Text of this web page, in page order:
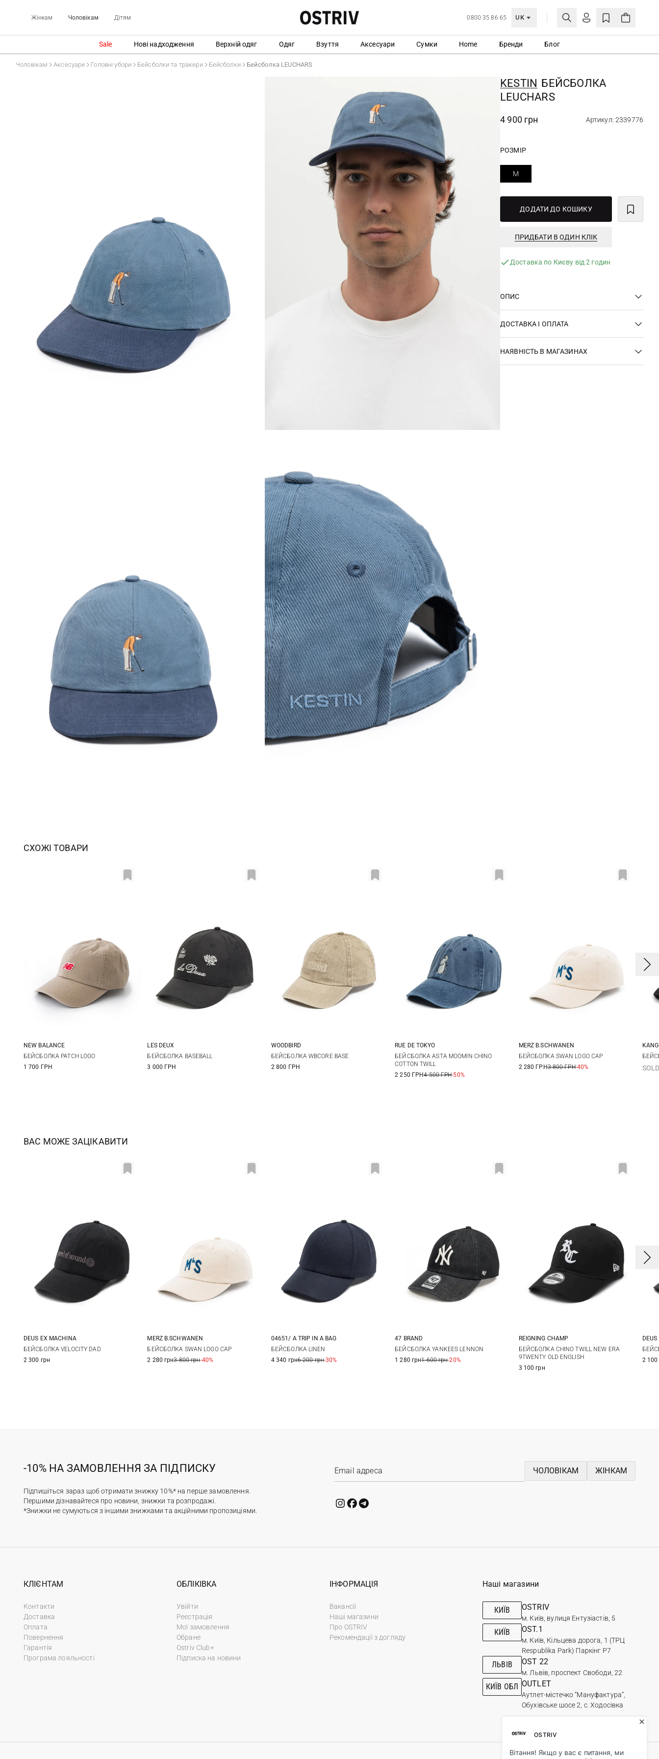
Жінкам Чоловікам Дітям 0800 35 86 65 UK
МОЯ ОБЛІКІВКА
Ще не зареєстровані?
СТВОРИТИ ОБЛІКІВКУ
Sale Нові надходження Верхній одяг Одяг Взуття Аксесуари Сумки Home Бренди Блог
Чоловікам Аксесуари Головні убори Бейсболки та тракери Бейсболки Бейсболка LEUCHARS
KESTIN БЕЙСБОЛКА
LEUCHARS
4 900 грн Артикул: 2339776
РОЗМІР
M
ДОДАТИ ДО КОШИКУ
ПРИДБАТИ В ОДИН КЛІК
Доставка по Києву від 2 годин
ОПИС
ДОСТАВКА І ОПЛАТА
НАЯВНІСТЬ В МАГАЗИНАХ
СХОЖІ ТОВАРИ
One size
NEW BALANCE
БЕЙСБОЛКА PATCH LOGO
1 700 ГРН
One size
LES DEUX
БЕЙСБОЛКА BASEBALL
3 000 ГРН
One size
WOODBIRD
БЕЙСБОЛКА WBCORE BASE
2 800 ГРН
One size
RUE DE TOKYO
БЕЙСБОЛКА ASTA MOOMIN CHINO
COTTON TWILL
2 250 ГРН4 500 ГРН-50%
One size
MERZ B.SCHWANEN
БЕЙСБОЛКА SWAN LOGO CAP
2 280 ГРН3 800 ГРН-40%
ВАС МОЖЕ ЗАЦІКАВИТИ
One size
DEUS EX MACHINА
БЕЙСБОЛКА VELOCITY DAD
2 300 грн
One size
MERZ B.SCHWANEN
БЕЙСБОЛКА SWAN LOGO CAP
2 280 грн3 800 грн-40%
One size
04651/ A TRIP IN A BAG
БЕЙСБОЛКА LINEN
4 340 грн6 200 грн-30%
One size
47 BRAND
БЕЙСБОЛКА YANKEES LENNON
1 280 грн1 600 грн-20%
One size
REIGNING CHAMP
БЕЙСБОЛКА CHINO TWILL NEW ERA
9TWENTY OLD ENGLISH
3 100 грн
2 100
-10% НА ЗАМОВЛЕННЯ ЗА ПІДПИСКУ
Підпишіться зараз щоб отримати знижку 10%* на перше замовлення.
Першими дізнавайтеся про новини, знижки та розпродажі.
*Знижки не сумуються з іншими знижками та акційними пропозиціями.
ЧОЛОВІКАМ ЖІНКАМ
КЛІЄНТАМ
Контакти
Доставка
Оплата
Повернення
Гарантія
Програма лояльності
ОБЛІКІВКА
Увійти
Реєстрація
Мої замовлення
Обране
Ostriv Club+
Підписка на новини
ІНФОРМАЦІЯ
Вакансії
Наші магазини
Про OSTRIV
Рекомендації з догляду
Наші магазини
КИЇВ OSTRIV
м. Київ, вулиця Ентузіастів, 5
КИЇВ OST.1
м. Київ, Кільцева дорога, 1 (ТРЦ
Respublika Park) Паркінг Р7
ЛЬВІВ OST 22
м. Львів, проспект Свободи, 22
КИЇВ ОБЛ OUTLET
Аутлет-містечко “Мануфактура”,
Обухівське шосе 2, с. Ходосівка